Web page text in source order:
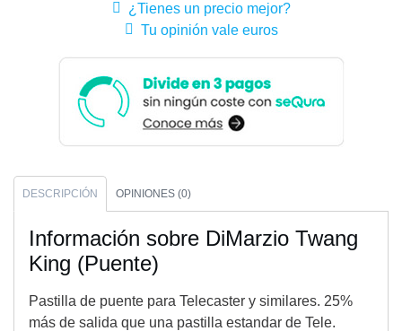
¿Tienes un precio mejor?
Tu opinión vale euros
DESCRIPCIÓN OPINIONES (0)
Información sobre DiMarzio Twang
King (Puente)
Pastilla de puente para Telecaster y similares. 25%
más de salida que una pastilla estandar de Tele.